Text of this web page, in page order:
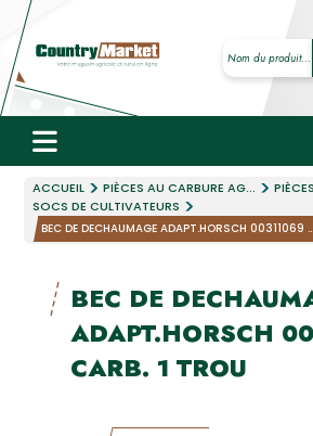
ACCUEIL PIÈCES AU CARBURE AG...
SOCS DE CULTIVATEURS
BEC DE DECHAUMAGE ADAPT.HORSCH 00311069 ...
BEC DE
ADAPT.HORSCH
CARB. 1 TROU